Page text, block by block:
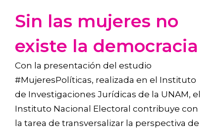
Sin las mujeres no
existe la democracia
Con la presentación del estudio
#MujeresPolíticas, realizada en el Instituto
de Investigaciones Jurídicas de la UNAM, el
Instituto Nacional Electoral contribuye con
la tarea de transversalizar la perspectiva de